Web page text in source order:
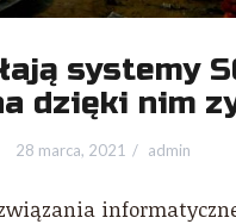
systemy
dzięki nim
28 marca, 2021 admin